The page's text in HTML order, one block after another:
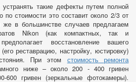
такие дефекты путем полной
по стоимости это составит около 2/3 от
в большинстве случаев предлагаем
Nikon (как компактных, так и
восстановление вашего
реставрацию, настройку, юстировку)
При этом стоимость ремонта
ниже – около 200 - 400 гривен
600 гривен (зеркальные фотокамеры).